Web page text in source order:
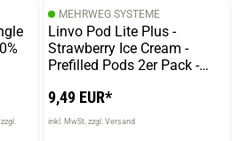
MEHRWEG SYSTEME
Linvo Pod Lite Plus -
Strawberry Ice Cream -
Prefilled Pods 2er Pack -
9,49 EUR*
inkl. MwSt. zzgl. Versand